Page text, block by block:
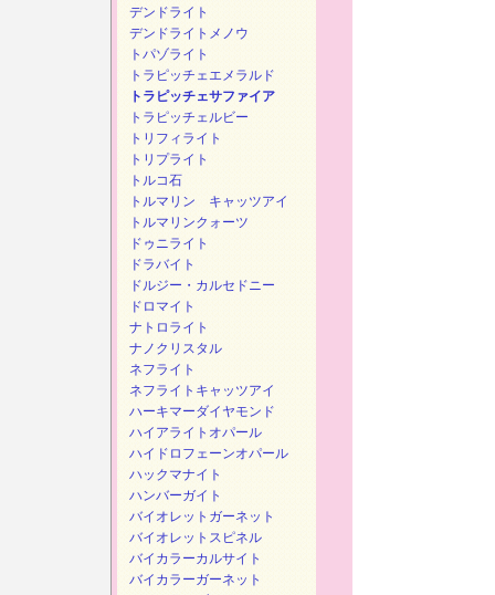
デンドライト
デンドライトメノウ
トパゾライト
トラピッチェエメラルド
トラピッチェサファイア
トラピッチェルビー
トリフィライト
トリプライト
トルコ石
トルマリン キャッツアイ
トルマリンクォーツ
ドゥニライト
ドラバイト
ドルジー・カルセドニー
ドロマイト
ナトロライト
ナノクリスタル
ネフライト
ネフライトキャッツアイ
ハーキマーダイヤモンド
ハイアライトオパール
ハイドロフェーンオパール
ハックマナイト
ハンバーガイト
バイオレットガーネット
バイオレットスピネル
バイカラーカルサイト
バイカラーガーネット